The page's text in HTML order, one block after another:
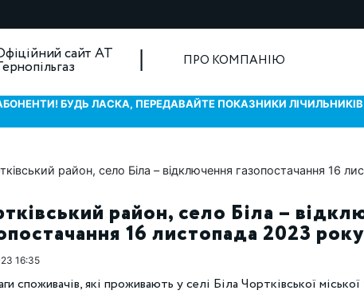
сайт АТ ПРО КОМПАНІЮ
БУДЬ ЛАСКА, ПЕРЕДАВАЙТЕ ПОКАЗНИКИ
район, село Біла –
16 листопада 2023 року
16:35
споживачів, які проживають у селі Біла Чортківської